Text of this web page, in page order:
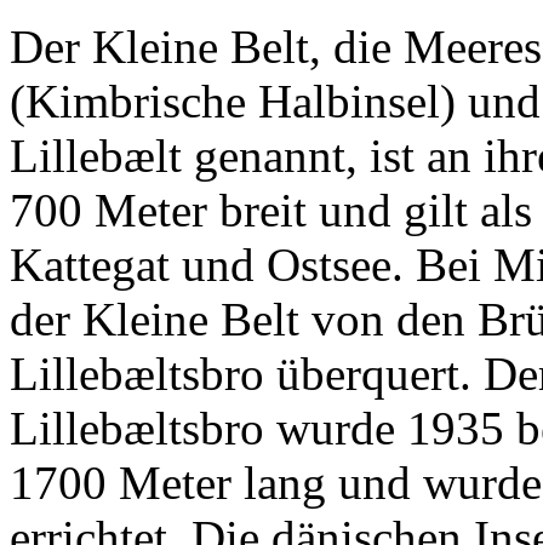
Der Kleine Belt, die
(Kimbrische Halbinsel)
Lillebælt genannt, ist an
700 Meter breit und gilt
Kattegat und Ostsee. Bei
der Kleine Belt von den
Lillebæltsbro überquert.
Lillebæltsbro wurde 1935
1700 Meter lang und